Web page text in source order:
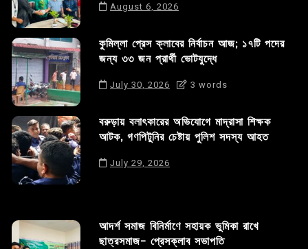
August 6, 2026
কুমিল্লা প্রেস ক্লাবের নির্বাচন আজ; ১৭টি পদের
জন্য ৩৩ জন প্রার্থী ভোটযুদ্ধে
July 30, 2026 3 words
বরুড়ায় বলাৎকারের অভিযোগে মাদ্রাসা শিক্ষক
আটক, গণপিটুনির চেষ্টায় পুলিশ সদস্য আহত
July 29, 2026
আদর্শ সমাজ বিনির্মাণে সহায়ক ভুমিকা রাখে
ছাত্রসমাজ- প্রেসক্লাব সভাপতি